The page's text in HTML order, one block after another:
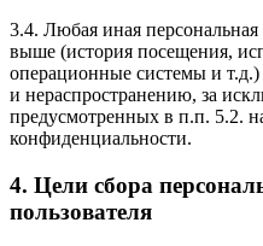
3.4. Любая иная
выше (история посещения,
операционные системы и
и нераспространению, за
предусмотренных в п.п. 5.2.
конфиденциальности.
4. Цели сбора
пользователя